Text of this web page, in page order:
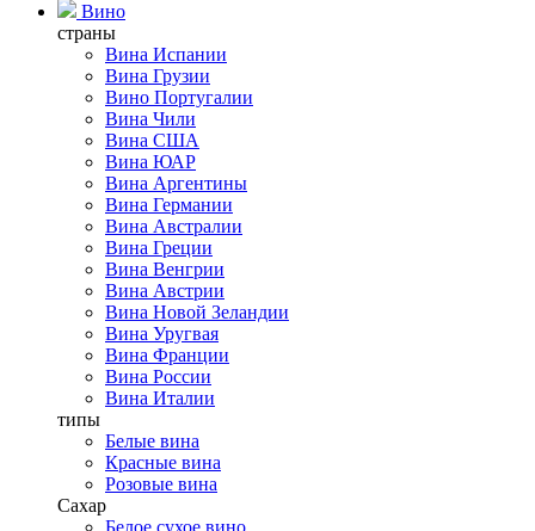
Вино
страны
Вина Испании
Вина Грузии
Вино Португалии
Вина Чили
Вина США
Вина ЮАР
Вина Аргентины
Вина Германии
Вина Австралии
Вина Греции
Вина Венгрии
Вина Австрии
Вина Новой Зеландии
Вина Уругвая
Вина Франции
Вина России
Вина Италии
типы
Белые вина
Красные вина
Розовые вина
Сахар
Белое сухое вино